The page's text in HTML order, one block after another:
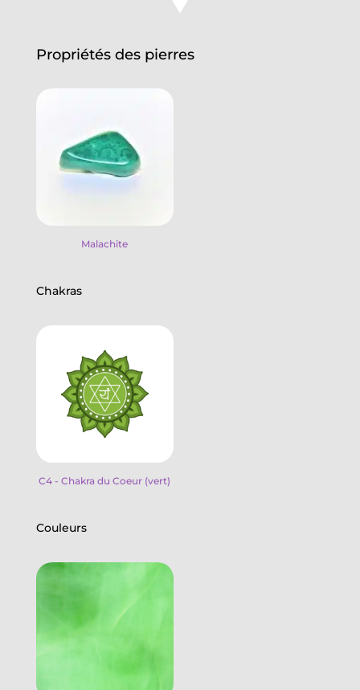
Argent
925/1000
Propriétés des pierres
Malachite
Chakras
C4 - Chakra du Coeur (vert)
Couleurs